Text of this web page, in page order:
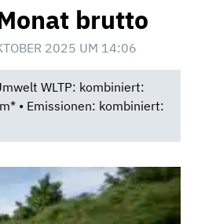
brutto
2025 UM 14:06
WLTP: kombiniert:
• Emissionen: kombiniert: